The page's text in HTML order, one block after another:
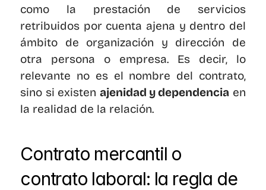
como la prestación de servicios
retribuidos por cuenta ajena y dentro del
ámbito de organización y dirección de
otra persona o empresa. Es decir, lo
relevante no es el nombre del contrato,
sino si existen ajenidad y dependencia en
la realidad de la relación.
Contrato mercantil o
contrato laboral: la regla de